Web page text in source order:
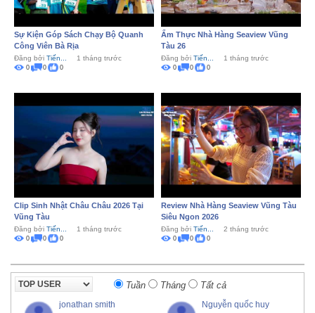
Sự Kiện Góp Sách Chạy Bộ Quanh
Công Viên Bà Rịa
Đăng bởi Tiến... 1 tháng trước
0 0 0
Ẩm Thực Nhà Hàng Seaview Vũng
Tàu 26
Đăng bởi Tiến... 1 tháng trước
0 0 0
Clip Sinh Nhật Châu Châu 2026 Tại
Vũng Tàu
Đăng bởi Tiến... 1 tháng trước
0 0 0
Review Nhà Hàng Seaview Vũng Tàu
Siêu Ngon 2026
Đăng bởi Tiến... 2 tháng trước
0 0 0
Tuần Tháng Tất cả
jonathan smith Nguyễn quốc huy